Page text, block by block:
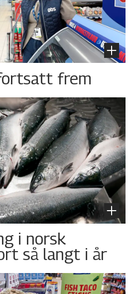
frem
i norsk
så langt i år